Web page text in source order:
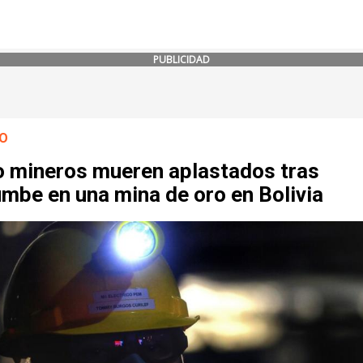
PUBLICIDAD
mineros mueren aplastados tras
en una mina de oro en Bolivia